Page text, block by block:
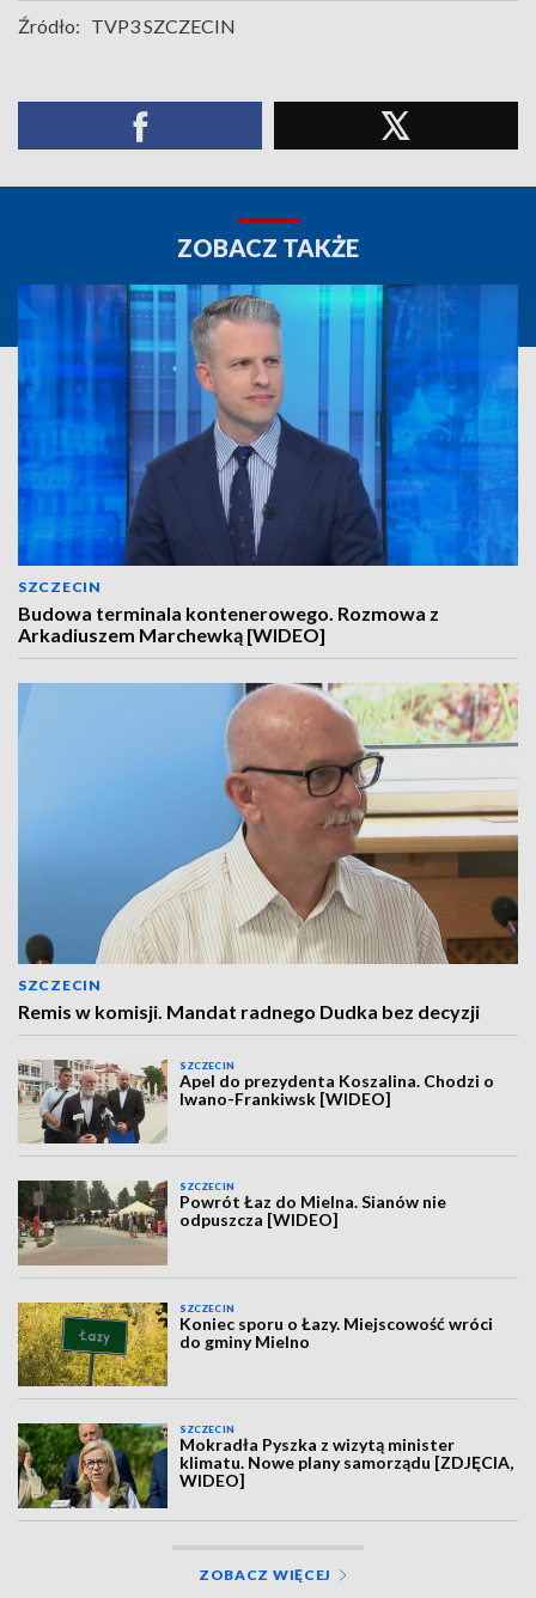
Źródło: TVP3 SZCZECIN
ZOBACZ TAKŻE
SZCZECIN
Budowa terminala kontenerowego. Rozmowa z
Arkadiuszem Marchewką [WIDEO]
SZCZECIN
Remis w komisji. Mandat radnego Dudka bez decyzji
SZCZECIN
Apel do prezydenta Koszalina. Chodzi o
Iwano-Frankiwsk [WIDEO]
SZCZECIN
Powrót Łaz do Mielna. Sianów nie
odpuszcza [WIDEO]
SZCZECIN
Koniec sporu o Łazy. Miejscowość wróci
do gminy Mielno
SZCZECIN
Mokradła Pyszka z wizytą minister
klimatu. Nowe plany samorządu [ZDJĘCIA,
WIDEO]
ZOBACZ WIĘCEJ